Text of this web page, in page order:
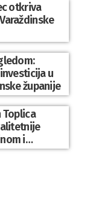
otkriva
u
županije
Toplica
i